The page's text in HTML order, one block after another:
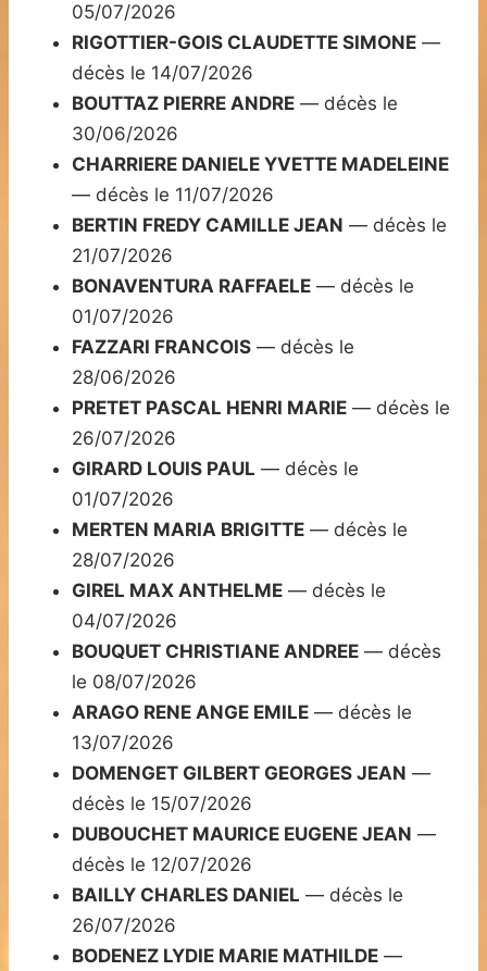
05/07/2026
RIGOTTIER-GOIS CLAUDETTE SIMONE —
décès le 14/07/2026
BOUTTAZ PIERRE ANDRE — décès le
30/06/2026
CHARRIERE DANIELE YVETTE MADELEINE
— décès le 11/07/2026
BERTIN FREDY CAMILLE JEAN — décès le
21/07/2026
BONAVENTURA RAFFAELE — décès le
01/07/2026
FAZZARI FRANCOIS — décès le
28/06/2026
PRETET PASCAL HENRI MARIE — décès le
26/07/2026
GIRARD LOUIS PAUL — décès le
01/07/2026
MERTEN MARIA BRIGITTE — décès le
28/07/2026
GIREL MAX ANTHELME — décès le
04/07/2026
BOUQUET CHRISTIANE ANDREE — décès
le 08/07/2026
ARAGO RENE ANGE EMILE — décès le
13/07/2026
DOMENGET GILBERT GEORGES JEAN —
décès le 15/07/2026
DUBOUCHET MAURICE EUGENE JEAN —
décès le 12/07/2026
BAILLY CHARLES DANIEL — décès le
26/07/2026
BODENEZ LYDIE MARIE MATHILDE —